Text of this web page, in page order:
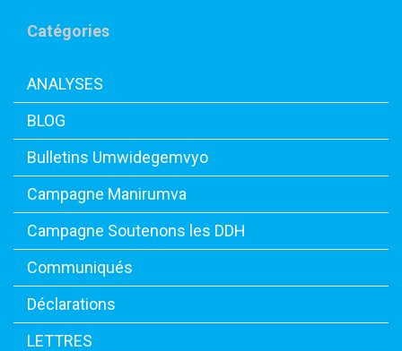
Catégories
ANALYSES
BLOG
Bulletins Umwidegemvyo
Campagne Manirumva
Campagne Soutenons les DDH
Communiqués
Déclarations
LETTRES